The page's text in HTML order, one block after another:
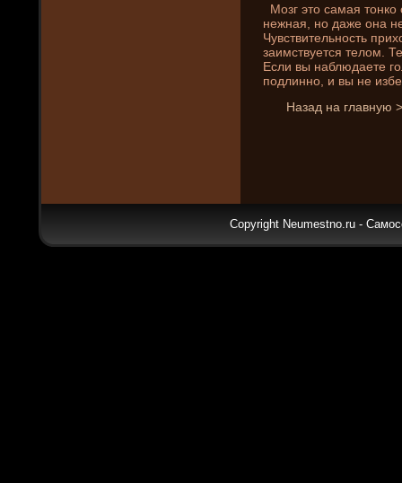
Мозг это самая тонко
нежная, но даже она
Чувствительность
заимствуется телом.
Если вы наблюдаете
подлинно, и вы не
Назад на главную
Copyright Neumestno.ru -